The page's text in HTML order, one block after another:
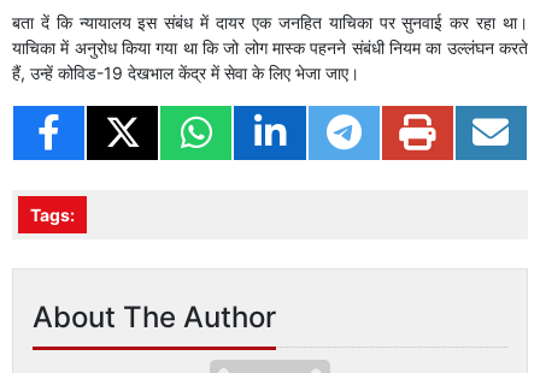
बता दें कि न्यायालय इस संबंध में दायर एक जनहित याचिका पर सुनवाई कर रहा था।
याचिका में अनुरोध किया गया था कि जो लोग मास्क पहनने संबंधी नियम का उल्लंघन करते
हैं, उन्हें कोविड-19 देखभाल केंद्र में सेवा के लिए भेजा जाए।
Tags:
About The Author